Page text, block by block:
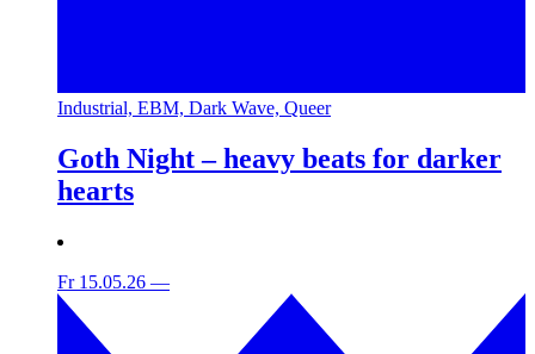
Industrial, EBM, Dark Wave, Queer
Goth Night – heavy beats for darker
hearts
Fr 15.05.26 —